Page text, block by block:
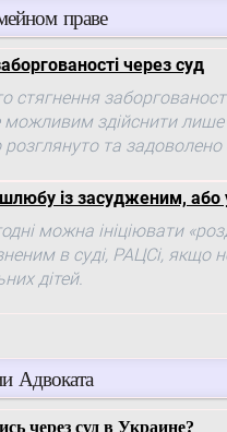
праве
через суд
стягнення
можливим здійснити лише
розглянуто та задоволено
із засудженим, або
можна ініціювати
в суді, РАЦСі, якщо
дітей.
Адвоката